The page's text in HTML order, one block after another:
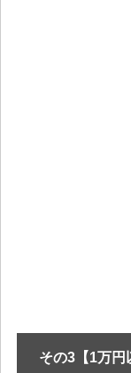
その3【1万円